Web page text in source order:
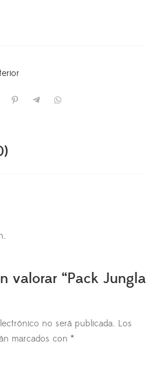
valorar “Pack Jungla
no será publicada. Los
marcados con *